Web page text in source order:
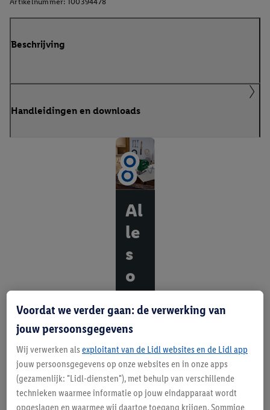
Beschrijving
Handleidingen en downloads
Al
le
s
o
m
aa
n
te
pa
kk
Voordat we verder gaan: de verwerking van
jouw persoonsgegevens
Wij verwerken als exploitant van de Lidl websites en de Lidl app
jouw persoonsgegevens op onze websites en in onze apps
(gezamenlijk: "Lidl-diensten"), met behulp van verschillende
technieken waarmee informatie op jouw eindapparaat wordt
opgeslagen en waarmee wij daartoe toegang krijgen. Sommige